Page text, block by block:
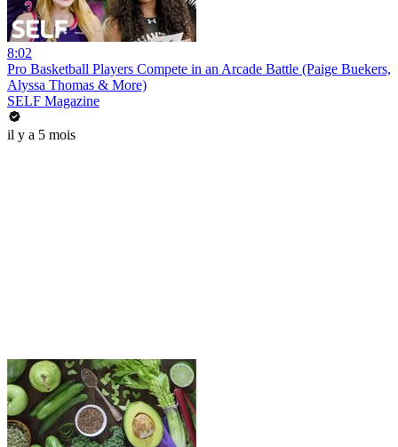
8:02
Pro Basketball Players Compete in an Arcade Battle (Paige Buekers,
Alyssa Thomas & More)
SELF Magazine
il y a 5 mois